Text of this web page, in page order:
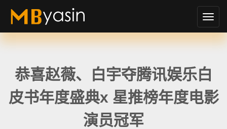
切
换
恭喜赵薇、白宇夺腾讯娱乐白
皮书年度盛典x 星推榜年度电影
演员冠军